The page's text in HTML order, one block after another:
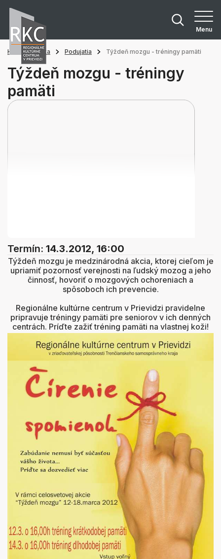
Menu
Hlavná stránka Podujatia Týždeň mozgu - tréningy pamäti
Týždeň mozgu - tréningy
pamäti
Termín: 14.3.2012, 16:00
Týždeň mozgu je medzinárodná akcia, ktorej cieľom je
upriamiť pozornosť verejnosti na ľudský mozog a jeho
činnosť, hovoriť o mozgových ochoreniach a
spôsoboch ich prevencie.
Regionálne kultúrne centrum v Prievidzi pravidelne
pripravuje tréningy pamäti pre seniorov v ich denných
centrách. Príďte zažiť tréning pamäti na vlastnej koži!